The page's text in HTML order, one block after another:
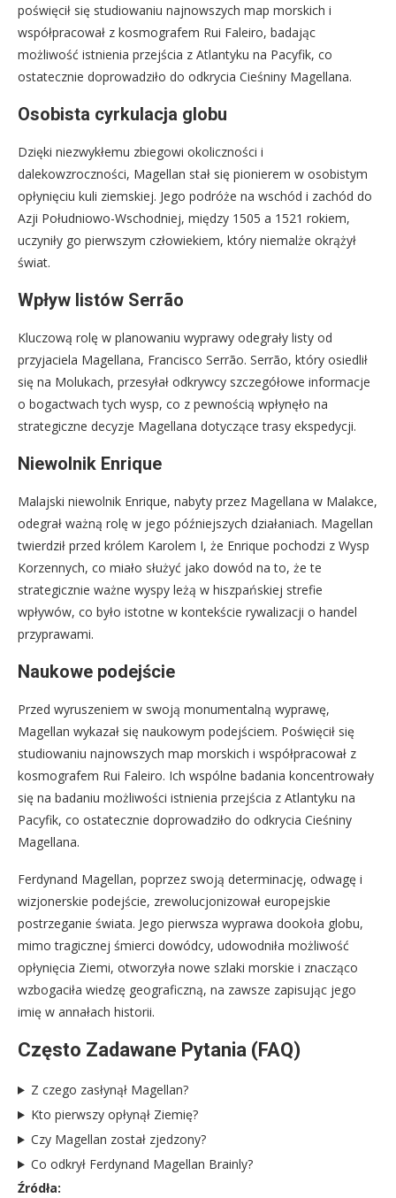
poświęcił się studiowaniu najnowszych map morskich i
współpracował z kosmografem Rui Faleiro, badając
możliwość istnienia przejścia z Atlantyku na Pacyfik, co
ostatecznie doprowadziło do odkrycia Cieśniny Magellana.
Osobista cyrkulacja globu
Dzięki niezwykłemu zbiegowi okoliczności i
dalekowzroczności, Magellan stał się pionierem w osobistym
opłynięciu kuli ziemskiej. Jego podróże na wschód i zachód do
Azji Południowo-Wschodniej, między 1505 a 1521 rokiem,
uczyniły go pierwszym człowiekiem, który niemalże okrążył
świat.
Wpływ listów Serrão
Kluczową rolę w planowaniu wyprawy odegrały listy od
przyjaciela Magellana, Francisco Serrão. Serrão, który osiedlił
się na Molukach, przesyłał odkrywcy szczegółowe informacje
o bogactwach tych wysp, co z pewnością wpłynęło na
strategiczne decyzje Magellana dotyczące trasy ekspedycji.
Niewolnik Enrique
Malajski niewolnik Enrique, nabyty przez Magellana w Malakce,
odegrał ważną rolę w jego późniejszych działaniach. Magellan
twierdził przed królem Karolem I, że Enrique pochodzi z Wysp
Korzennych, co miało służyć jako dowód na to, że te
strategicznie ważne wyspy leżą w hiszpańskiej strefie
wpływów, co było istotne w kontekście rywalizacji o handel
przyprawami.
Naukowe podejście
Przed wyruszeniem w swoją monumentalną wyprawę,
Magellan wykazał się naukowym podejściem. Poświęcił się
studiowaniu najnowszych map morskich i współpracował z
kosmografem Rui Faleiro. Ich wspólne badania koncentrowały
się na badaniu możliwości istnienia przejścia z Atlantyku na
Pacyfik, co ostatecznie doprowadziło do odkrycia Cieśniny
Magellana.
Ferdynand Magellan, poprzez swoją determinację, odwagę i
wizjonerskie podejście, zrewolucjonizował europejskie
postrzeganie świata. Jego pierwsza wyprawa dookoła globu,
mimo tragicznej śmierci dowódcy, udowodniła możliwość
opłynięcia Ziemi, otworzyła nowe szlaki morskie i znacząco
wzbogaciła wiedzę geograficzną, na zawsze zapisując jego
imię w annałach historii.
Często Zadawane Pytania (FAQ)
Z czego zasłynął Magellan?
Kto pierwszy opłynął Ziemię?
Czy Magellan został zjedzony?
Co odkrył Ferdynand Magellan Brainly?
Źródła: